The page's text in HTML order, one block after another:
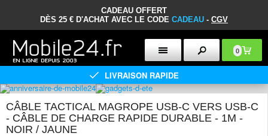
CADEAU OFFERT
DÈS 25 € D'ACHAT AVEC LE CODE CADEAU - CGV
0
LIVRAISON RAPIDE
CÂBLE TACTICAL MAGROPE USB-C VERS USB-C
- CÂBLE DE CHARGE RAPIDE DURABLE - 1M -
NOIR / JAUNE